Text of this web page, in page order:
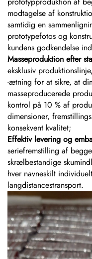
modtagelse af
samtidig en
prototypefotos og
kundens godkendelse
Masseproduktion efter
eksklusiv
-ætning for at sikre, at
masseproducerede
kontrol på 10 % af
dimensioner,
konsekvent kvalitet;
Effektiv levering og
seriefremstilling af
skrælbestandige
hver navneskilt
langdistancestransport.